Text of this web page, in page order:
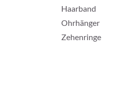
Haarband
Ohrhänger
Zehenringe